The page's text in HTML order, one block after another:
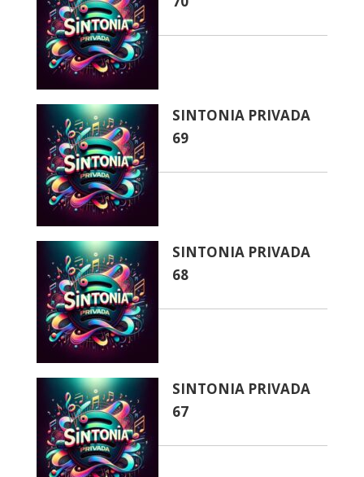
SINTONIA PRIVADA
69
SINTONIA PRIVADA
68
SINTONIA PRIVADA
67